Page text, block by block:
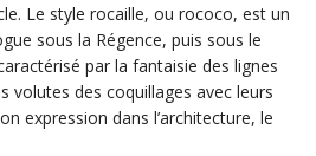
Le style rocaille, ou rococo, est un
sous la Régence, puis sous le
par la fantaisie des lignes
volutes des coquillages avec leurs
expression dans l’architecture, le